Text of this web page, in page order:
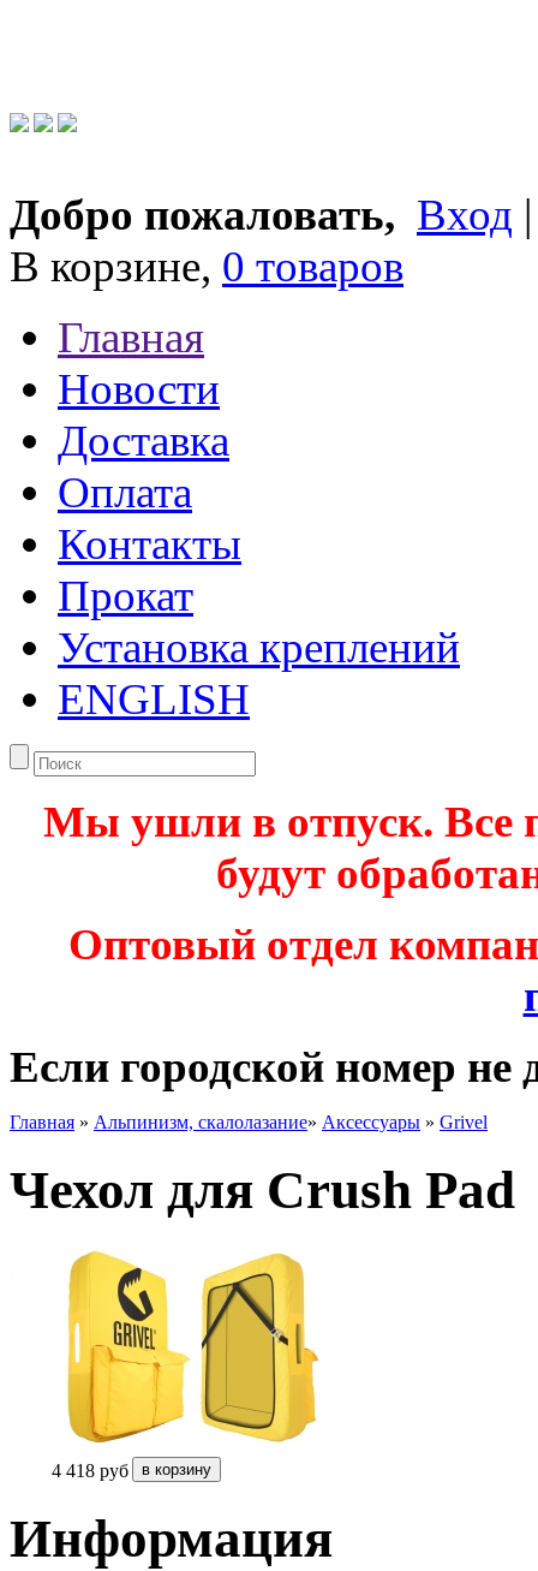
Добро пожаловать, Вход
В корзине, 0 товаров
Главная
Новости
Доставка
Оплата
Контакты
Прокат
Установка креплений
ENGLISH
Мы ушли в отпуск. Все
будут
Оптовый отдел
Если городской номер не
Главная » Альпинизм, скалолазание» Аксессуары » Grivel
Чехол для Crush Pad
4 418 руб
Информация